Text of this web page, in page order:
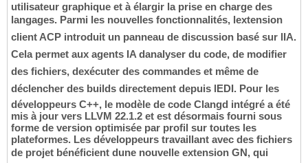
utilisateur graphique et à élargir la prise en charge des
langages. Parmi les nouvelles fonctionnalités, lextension
client ACP introduit un panneau de discussion basé sur lIA.
Cela permet aux agents IA danalyser du code, de modifier
des fichiers, dexécuter des commandes et même de
déclencher des builds directement depuis lEDI. Pour les
développeurs C++, le modèle de code Clangd intégré a été
mis à jour vers LLVM 22.1.2 et est désormais fourni sous
forme de version optimisée par profil sur toutes les
plateformes. Les développeurs travaillant avec des fichiers
de projet bénéficient dune nouvelle extension GN, qui